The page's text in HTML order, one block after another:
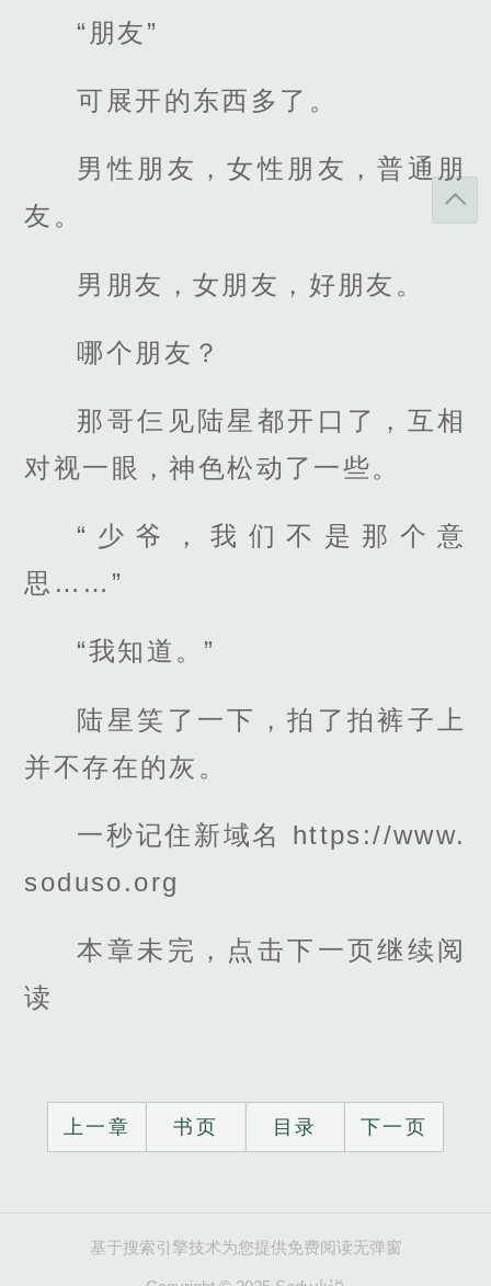
“朋友”
可展开的东西多了。
男性朋友，女性朋友，普通朋
友。
男朋友，女朋友，好朋友。
哪个朋友？
那哥仨见陆星都开口了，互相
对视一眼，神色松动了一些。
“少爷，我们不是那个意
思……”
“我知道。”
陆星笑了一下，拍了拍裤子上
并不存在的灰。
一秒记住新域名 https://www.
soduso.org
本章未完，点击下一页继续阅
读
上一章 书页 目录 下一页
基于搜索引擎技术为您提供免费阅读无弹窗